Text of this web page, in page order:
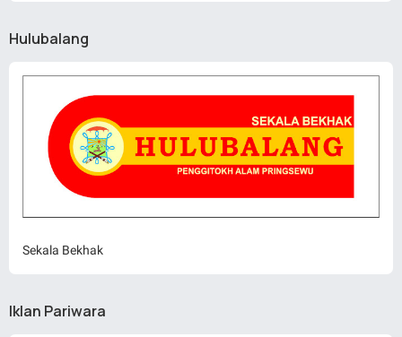
Hulubalang
Sekala Bekhak
Iklan Pariwara